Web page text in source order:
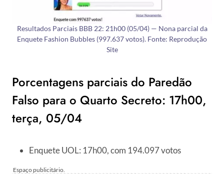
Resultados Parciais BBB 22: 21h00 (05/04) — Nona parcial da
Enquete Fashion Bubbles (997.637 votos). Fonte: Reprodução
Site
Porcentagens parciais do Paredão
Falso para o Quarto Secreto: 17h00,
terça, 05/04
Enquete UOL: 17h00, com 194.097 votos